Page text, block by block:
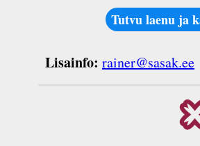
Tutvu laenu ja
Lisainfo: rainer@sasak.ee